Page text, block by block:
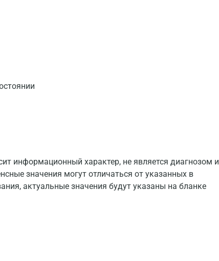
информационный характер, не является диагнозом и
значения могут отличаться от указанных в
актуальные значения будут указаны на бланке